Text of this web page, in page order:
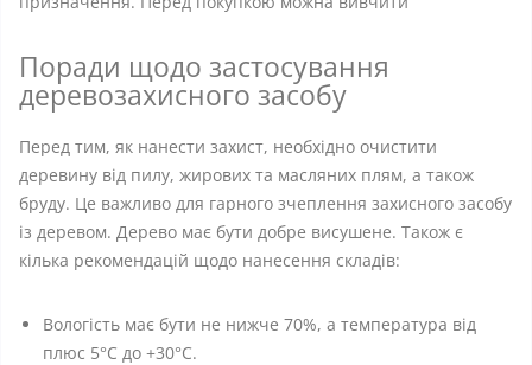
Поради щодо застосування
деревозахисного засобу
Перед тим, як нанести захист, необхідно очистити
деревину від пилу, жирових та масляних плям, а також
бруду. Це важливо для гарного зчеплення захисного засобу
із деревом. Дерево має бути добре висушене. Також є
кілька рекомендацій щодо нанесення складів:
Вологість має бути не нижче 70%, а температура від
плюс 5°C до +30°C.